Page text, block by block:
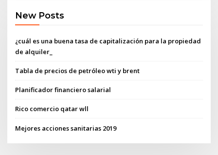
New Posts
¿cuál es una buena tasa de capitalización para la propiedad
de alquiler_
Tabla de precios de petróleo wti y brent
Planificador financiero salarial
Rico comercio qatar wll
Mejores acciones sanitarias 2019